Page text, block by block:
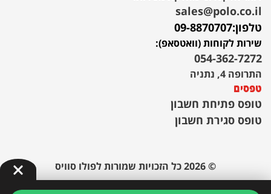
sales@polo.co.il
טלפון:09-8870707
שירות לקוחות (וואטסאפ):
054-362-7272
התרופה 4, נתניה
טפסים
טופס פתיחת חשבון
טופס סגירת חשבון
© 2026 כל הזכויות שמורות לפולו סוויס